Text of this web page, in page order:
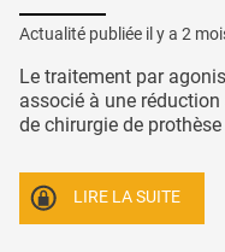
Actualité publiée il y a 2
Le traitement par
associé à une
de chirurgie de
LIRE LA SUITE